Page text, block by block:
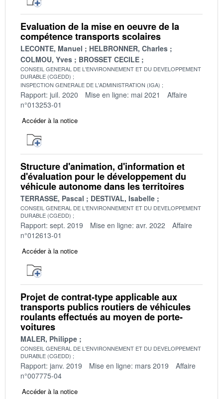
Evaluation de la mise en oeuvre de la
compétence transports scolaires
LECONTE, Manuel
HELBRONNER, Charles
COLMOU, Yves
BROSSET CECILE
CONSEIL GENERAL DE L'ENVIRONNEMENT ET DU DEVELOPPEMENT
DURABLE (CGEDD)
INSPECTION GENERALE DE L'ADMINISTRATION (IGA)
Rapport: juil. 2020 Mise en ligne: mai 2021
Affaire
n°013253-01
Accéder à la notice
Structure d'animation, d'information et
d'évaluation pour le développement du
véhicule autonome dans les territoires
TERRASSE, Pascal DESTIVAL, Isabelle
CONSEIL GENERAL DE L'ENVIRONNEMENT ET DU DEVELOPPEMENT
DURABLE (CGEDD)
Rapport: sept. 2019 Mise en ligne: avr. 2022
Affaire
n°012613-01
Accéder à la notice
Projet de contrat-type applicable aux
transports publics routiers de véhicules
roulants effectués au moyen de porte-
voitures
MALER, Philippe
CONSEIL GENERAL DE L'ENVIRONNEMENT ET DU DEVELOPPEMENT
DURABLE (CGEDD)
Rapport: janv. 2019 Mise en ligne: mars 2019
Affaire
n°007775-04
Accéder à la notice